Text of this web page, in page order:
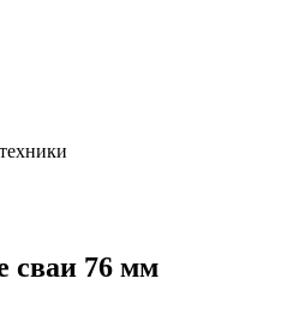
сваи 76 мм